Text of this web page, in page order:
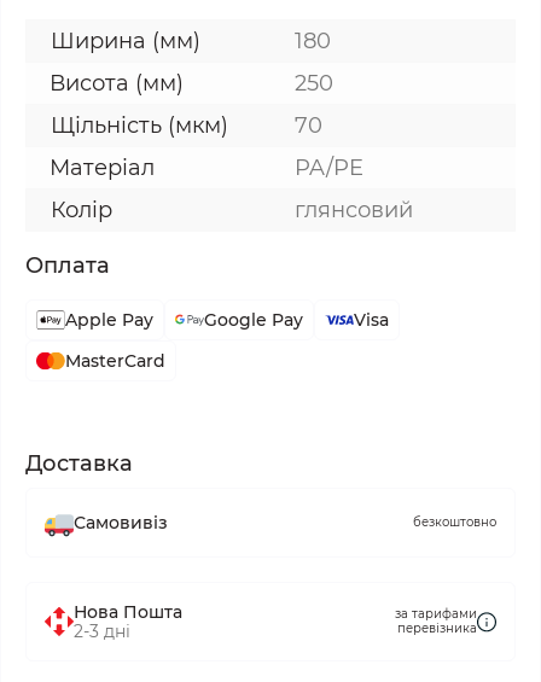
Ширина (мм)
180
Висота (мм)
250
Щільність (мкм)
70
Матеріал
PA/PE
Колір
глянсовий
Оплата
Apple Pay Google Pay
Visa
MasterCard
Доставка
Самовивіз безкоштовно
Нова Пошта
2-3 дні
за тарифами
перевізника